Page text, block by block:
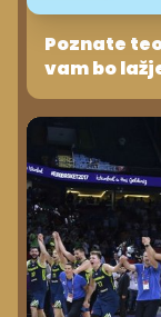
Poznate
vam bo